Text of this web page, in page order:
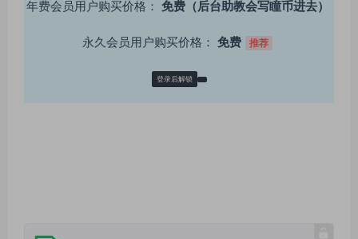
年费会员用户购买价格： 免费（后台助教会写瞳币进去）
永久会员用户购买价格： 免费 推荐
登录后解锁